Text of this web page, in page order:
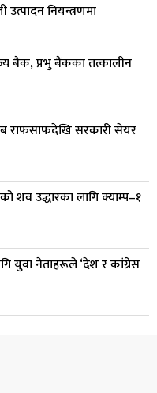
बढ्यो, लाभांश
आग्रह: नियामक मात्र
बन्नुस्
चन्द्रमासँग ठोक्किँदै
प्रतिशतले बढ्यो
नियन्त्रणमा
बैंक, प्रभु बैंकका तत्कालीन
राफसाफदेखि सरकारी सेयर
शव उद्धारका लागि क्याम्प–१
युवा नेताहरूले ‘देश र कांग्रेस